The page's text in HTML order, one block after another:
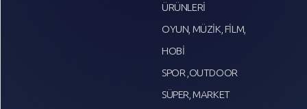
ÜRÜNLERİ
OYUN, MÜZİK, FİLM,
HOBİ
SPOR ,OUTDOOR
SÜPER, MARKET